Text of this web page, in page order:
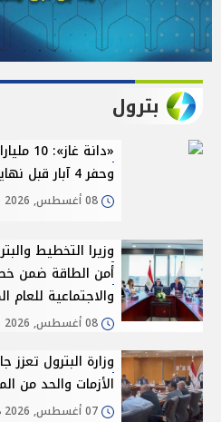
بترول
وحفر 4 آبار قبل نهاية 2026
وزيرا التخطيط
أمن الطاقة ضمن
والاجتماعية للعام المالي
وزارة البترول تعزز
الأزمات والحد من